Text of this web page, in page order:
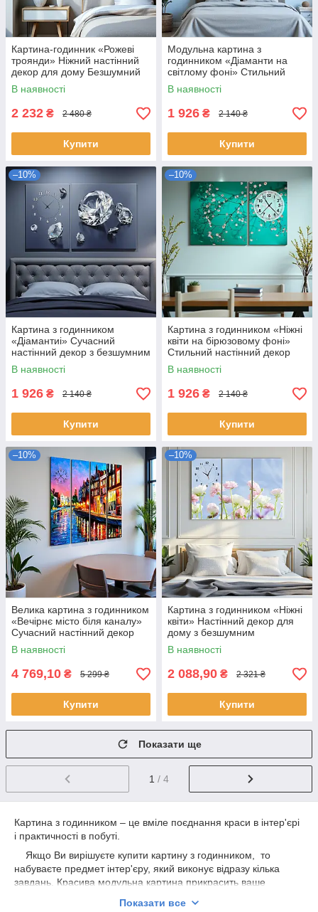
Картина-годинник «Рожеві
троянди» Ніжний настінний
декор для дому Безшумний
годинник для спальні Друк на
полотні 120х66 см
В наявності
2 232 ₴ 2 480 ₴
Купити
Модульна картина з
годинником «Діаманти на
світлому фоні» Стильний
настінний декор для спальні
чи вітальні Друк на полотні
В наявності
1 926 ₴ 2 140 ₴
Купити
–10%
Картина з годинником
«Діамантиі» Сучасний
настінний декор з безшумним
годинниковим механізмом
Друк на полотні 100х60см з
В наявності
1 926 ₴ 2 140 ₴
Купити
–10%
Картина з годинником «Ніжні
квіти на бірюзовому фоні»
Стильний настінний декор
для дому Друк на полотні
100х60 см з 2х частин
В наявності
1 926 ₴ 2 140 ₴
Купити
–10%
Велика картина з годинником
«Вечірнє місто біля каналу»
Cучасний настінний декор
Безшумний механізм Друк на
полотні 148х160см
В наявності
4 769,10 ₴ 5 299 ₴
Купити
–10%
Картина з годинником «Ніжні
квіти» Настінний декор для
дому з безшумним
механізмом Друк на полотні
90х60 см з 3х частин
В наявності
2 088,90 ₴ 2 321 ₴
Купити
Показати ще
1 / 4
Картина з годинником – це вміле поєднання краси в інтер'єрі
і практичності в побуті.
Якщо Ви вирішуєте купити картину з годинником,
то
набуваєте предмет інтер'єру, який виконує відразу кілька
завдань. Красива модульна картина прикрасить ваше
Показати все